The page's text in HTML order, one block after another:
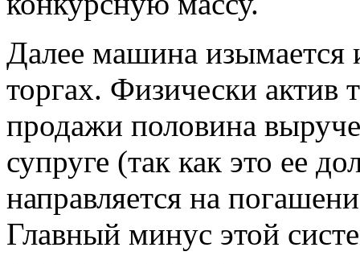
Далее машина изымается
торгах. Физически актив
продажи половина
супруге (так как это ее
направляется на
Главный минус этой